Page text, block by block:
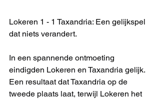
Lokeren 1 - 1 Taxandria: Een gelijkspel
dat niets verandert.
In een spannende ontmoeting
eindigden Lokeren en Taxandria gelijk.
Een resultaat dat Taxandria op de
tweede plaats laat, terwijl Lokeren het